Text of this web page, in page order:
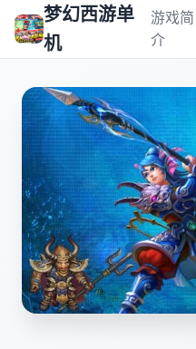
梦幻西游单
机
游戏简
介